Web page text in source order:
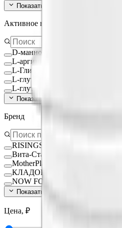
Показать ещё (
Активное вещество
D-манноза
L-аргинин
L-Глицин
L-глутамин
L-глутатион Глутатион
Показать ещё (
Бренд
RISINGSTAR
Вита-Стандарт
MotherPlant
КЛАДОВИТ
NOW FOODS
Показать ещё (
Цена, ₽